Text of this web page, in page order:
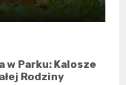
w Parku: Kalosze
Rodziny